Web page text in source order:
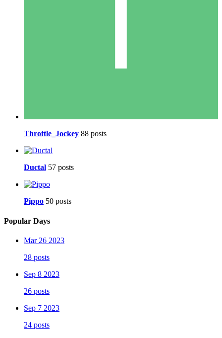
Throttle_Jockey 88 posts
Ductal 57 posts
Pippo 50 posts
Popular Days
Mar 26 2023
28 posts
Sep 8 2023
26 posts
Sep 7 2023
24 posts